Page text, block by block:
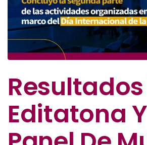
Resultados
Editatona